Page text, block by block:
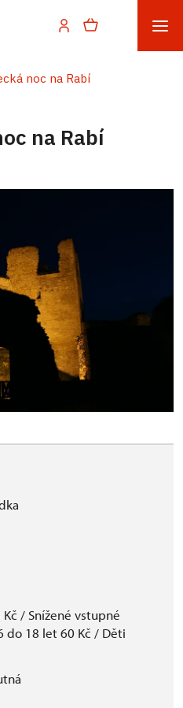
noc na Rabí
na Rabí
/ Snížené vstupné
do 18 let 60 Kč / Děti